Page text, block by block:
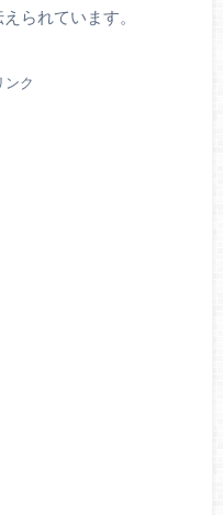
られています。
ンク